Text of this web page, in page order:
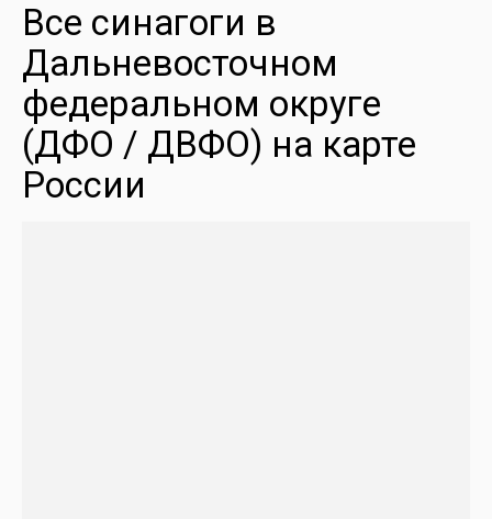
Все синагоги в
Дальневосточном
федеральном округе
(ДФО / ДВФО) на карте
России